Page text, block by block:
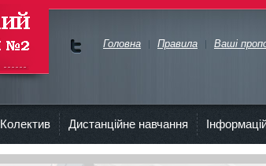
Головна Правила Ваші
Колектив Дистанційне навчання